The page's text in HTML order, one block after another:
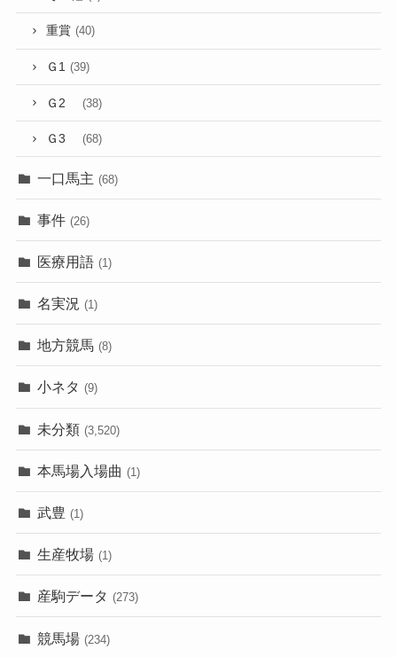
重賞 (40)
Ｇ1 (39)
Ｇ2 (38)
Ｇ3 (68)
一口馬主 (68)
事件 (26)
医療用語 (1)
名実況 (1)
地方競馬 (8)
小ネタ (9)
未分類 (3,520)
本馬場入場曲 (1)
武豊 (1)
生産牧場 (1)
産駒データ (273)
競馬場 (234)